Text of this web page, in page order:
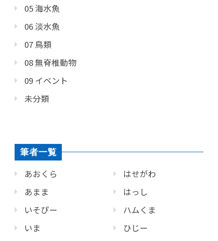
05 海水魚
06 淡水魚
07 鳥類
08 無脊椎動物
09 イベント
未分類
筆者一覧
あおくら
あまま
いそぴー
いま
はせがわ
はっし
ハムくま
ひじー